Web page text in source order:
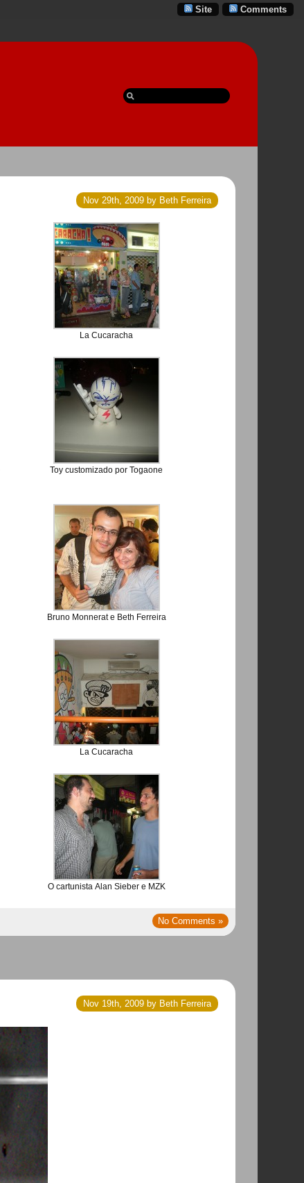
Comments
Site
Nov 29th, 2009 by Beth Ferreira
La Cucaracha
Toy customizado por Togaone
Bruno Monnerat e Beth Ferreira
La Cucaracha
O cartunista Alan Sieber e MZK
No Comments »
Nov 19th, 2009 by Beth Ferreira